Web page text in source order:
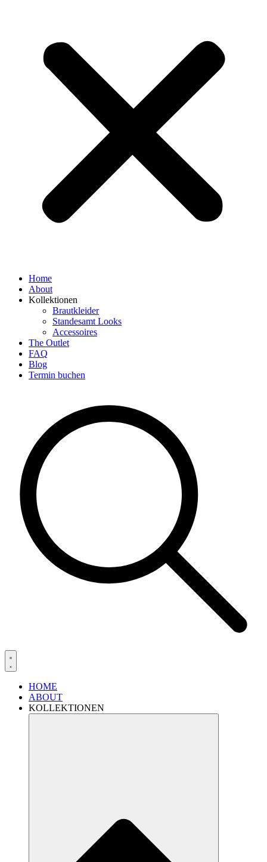
Home
About
Kollektionen
Brautkleider
Standesamt Looks
Accessoires
The Outlet
FAQ
Blog
Termin buchen
HOME
ABOUT
KOLLEKTIONEN